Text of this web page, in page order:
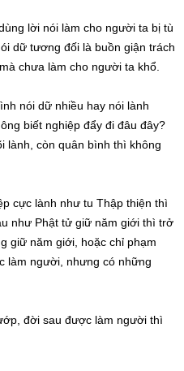
lời nói làm cho người ta bị tù
dữ tương đối là buồn giận trách
chưa làm cho người ta khổ.
nói dữ nhiều hay nói lành
biết nghiệp đẩy đi đâu đây?
lành, còn quân bình thì không
cực lành như tu Thập thiện thì
như Phật tử giữ năm giới thì trở
giữ năm giới, hoặc chỉ phạm
làm người, nhưng có những
đời sau được làm người thì